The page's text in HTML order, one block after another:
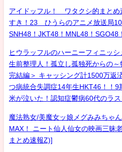
アイドッフル！ ワタクシ的まと
すき！23 ひうらのアニメ放送局
SNH48！JKT48！MNL48！SGO48
ヒウラッフルのハーニーフィニッ
生前整理人！孤立し孤独死からの
完結編＞ キャッシング計1500万返
つ病統合失調症14年生HKT46！！9
米が泣いた！認知症鬱病60代のラ
魔法熟女/美魔女ッ娘メグみみちゃ
MAX！ ニート仙人仙女の映画三昧
まとめ速報Z)]